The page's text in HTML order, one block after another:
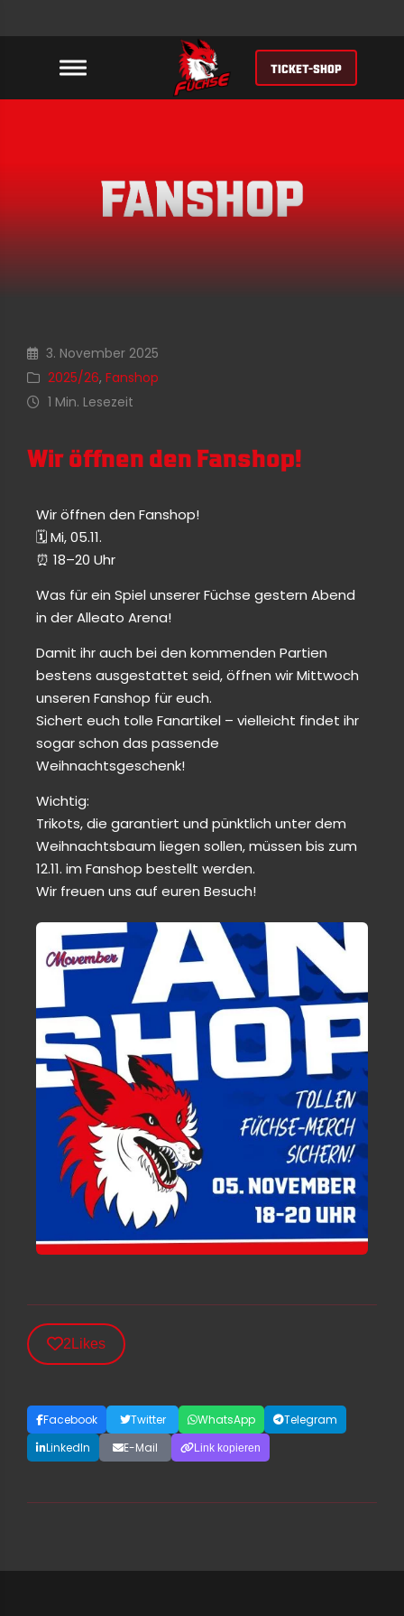
TICKET-SHOP
3. November 2025
2025/26, Fanshop
1 Min. Lesezeit
Wir öffnen den Fanshop!
Wir öffnen den Fanshop!
🗓 Mi, 05.11.
⏰️ 18–20 Uhr
Was für ein Spiel unserer Füchse gestern Abend
in der Alleato Arena!
Damit ihr auch bei den kommenden Partien
bestens ausgestattet seid, öffnen wir Mittwoch
unseren Fanshop für euch.
Sichert euch tolle Fanartikel – vielleicht findet ihr
sogar schon das passende
Weihnachtsgeschenk!
Wichtig:
Trikots, die garantiert und pünktlich unter dem
Weihnachtsbaum liegen sollen, müssen bis zum
12.11. im Fanshop bestellt werden.
Wir freuen uns auf euren Besuch!
2 Likes
Facebook Twitter WhatsApp
Telegram
LinkedIn
E-Mail Link kopieren